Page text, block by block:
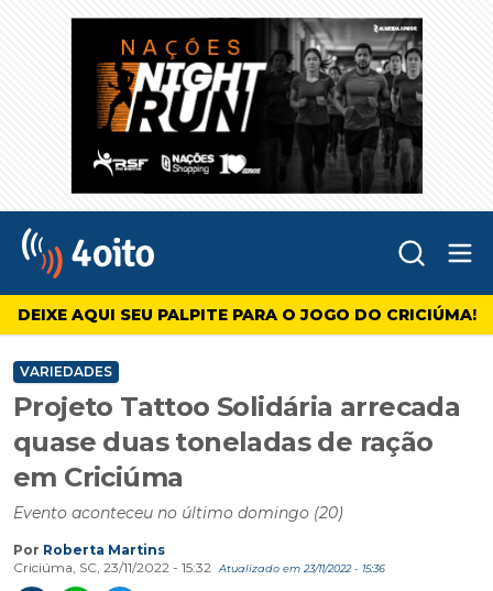
4oito
DEIXE AQUI SEU PALPITE PARA O JOGO DO CRICIÚMA!
VARIEDADES
Projeto Tattoo Solidária arrecada
quase duas toneladas de ração
em Criciúma
Evento aconteceu no último domingo (20)
Por Roberta Martins
Criciúma, SC, 23/11/2022 - 15:32
Atualizado em 23/11/2022 - 15:36